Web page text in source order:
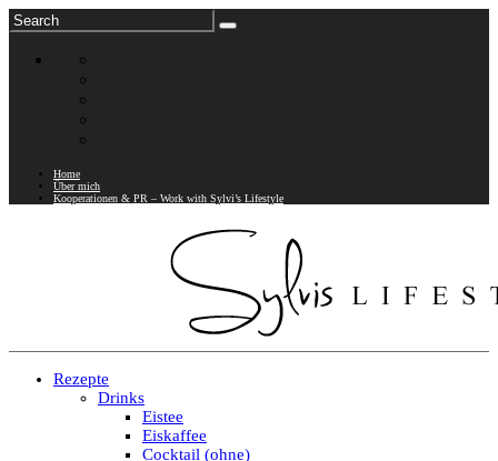
Home
Über mich
Kooperationen & PR – Work with Sylvi’s Lifestyle
Rezepte
Drinks
Eistee
Eiskaffee
Cocktail (ohne)